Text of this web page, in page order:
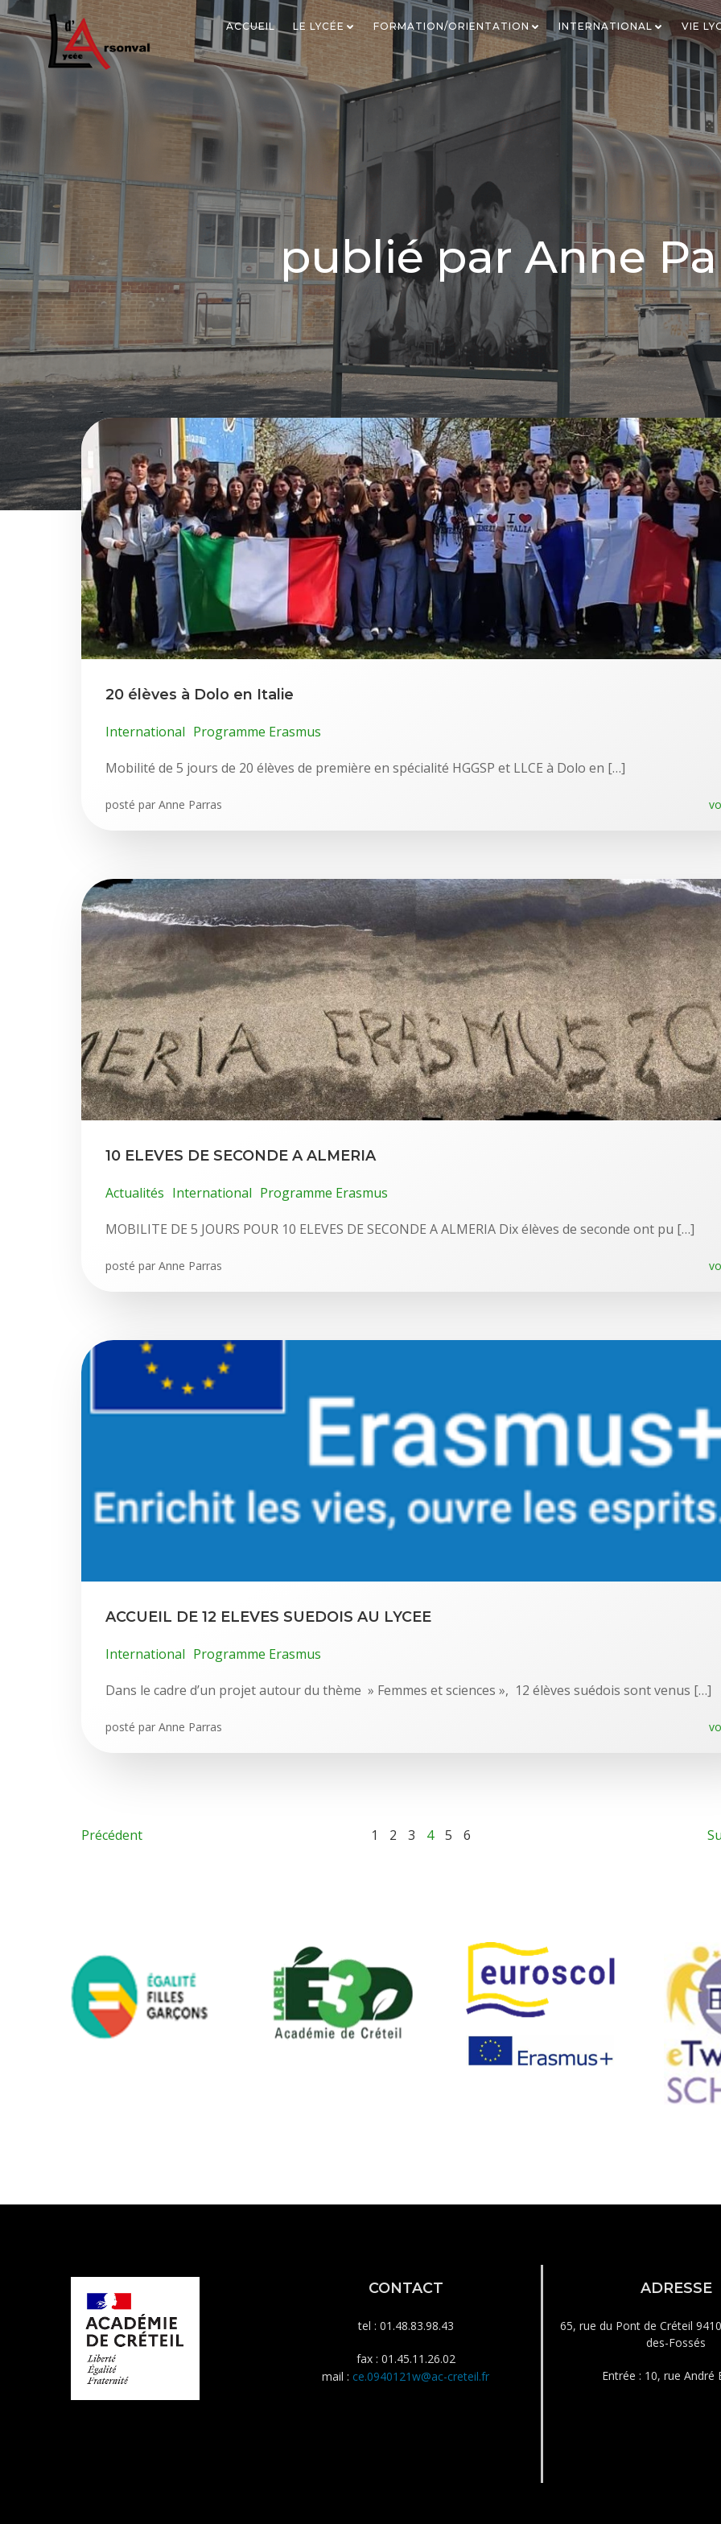
ACCUEIL LE LYCÉE FORMATION/ORIENTATION INTERNATIONAL VIE
publié par Anne
20 élèves à Dolo en Italie
International Programme Erasmus
Mobilité de 5 jours de 20 élèves de première en spécialité HGGSP et LLCE à Dolo en […]
posté par Anne Parras
10 ELEVES DE SECONDE A ALMERIA
Actualités International Programme Erasmus
MOBILITE DE 5 JOURS POUR 10 ELEVES DE SECONDE A ALMERIA Dix élèves de seconde ont pu […]
posté par Anne Parras
ACCUEIL DE 12 ELEVES SUEDOIS AU LYCEE
International Programme Erasmus
Dans le cadre d’un projet autour du thème » Femmes et sciences », 12 élèves suédois sont venus […]
posté par Anne Parras
Précédent 1 2 3 4 5 6
CONTACT
tel : 01.48.83.98.43
fax : 01.45.11.26.02
mail : ce.0940121w@ac-creteil.fr
ADRESSE
65, rue du Pont de Créteil
des-Fossés
Entrée : 10, rue André